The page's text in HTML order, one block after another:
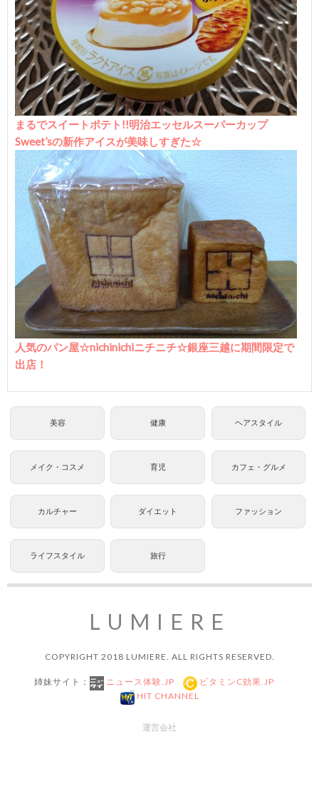
まるでスイートポテト!!明治エッセルスーパーカップ
Sweet’sの新作アイスが美味しすぎた☆
人気のパン屋☆nichinichiニチニチ☆銀座三越に期間限定で
出店！
美容 健康 ヘアスタイル
メイク・コスメ 育児 カフェ・グルメ
カルチャー ダイエット ファッション
ライフスタイル 旅行
LUMIERE
COPYRIGHT 2018 LUMIERE. ALL RIGHTS RESERVED.
姉妹サイト： ニュース体験.JP
ビタミンC効果.JP
HIT CHANNEL
運営会社